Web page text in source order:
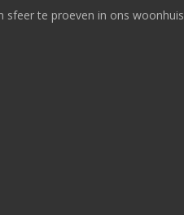
sfeer te proeven in ons woonhuis